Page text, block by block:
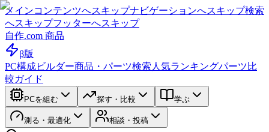
メインコンテンツへスキップナビゲーションへスキップ検索
へスキップフッターへスキップ
自作.com 商品
β版
PC構成ビルダー商品・パーツ検索 人気ランキングパーツ比
較ガイド
PCを組む 探す・比較 学ぶ
測る・最適化 相談・投稿